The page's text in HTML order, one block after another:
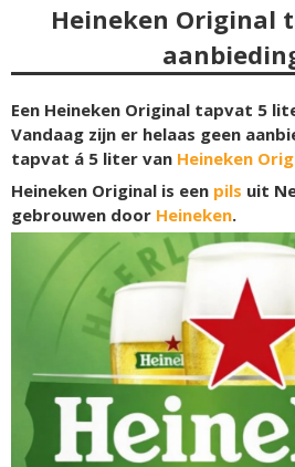
Heineken Original
Een Heineken Original tapvat 5
Vandaag zijn er helaas geen
tapvat á 5 liter van Heineken
Heineken Original is een pils uit
gebrouwen door Heineken.